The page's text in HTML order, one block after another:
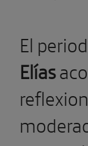
El
Elías